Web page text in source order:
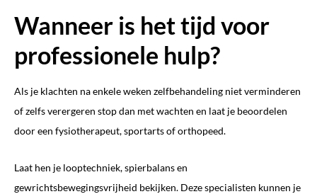
Wanneer is het tijd voor
professionele hulp?
Als je klachten na enkele weken zelfbehandeling niet verminderen
of zelfs verergeren stop dan met wachten en laat je beoordelen
door een fysiotherapeut, sportarts of orthopeed.
Laat hen je looptechniek, spierbalans en
gewrichtsbewegingsvrijheid bekijken. Deze specialisten kunnen je